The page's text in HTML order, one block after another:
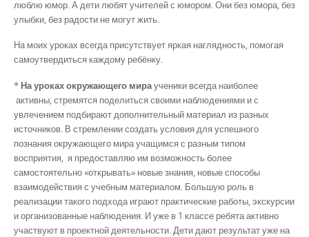
люблю юмор. А дети любят учителей с юмором. Они без юмора, без
улыбки, без радости не могут жить.
На моих уроках всегда присутствует яркая наглядность, помогая
самоутвердиться каждому ребёнку.
* На уроках окружающего мираученики всегда наиболее
активны, стремятся поделиться своими наблюдениями и с
увлечением подбирают дополнительный материал из разных
источников. В стремлении создать условия для успешного
познания окружающего мира учащимся с разным типом
восприятия, я предоставляю им возможность более
самостоятельно «открывать» новые знания, новые способы
взаимодействия с учебным материалом. Большую роль в
реализации такого подхода играют практические работы, экскурсии
и организованные наблюдения. И уже в 1 классе ребята активно
участвуют в проектной деятельности. Дети дают результат уже на